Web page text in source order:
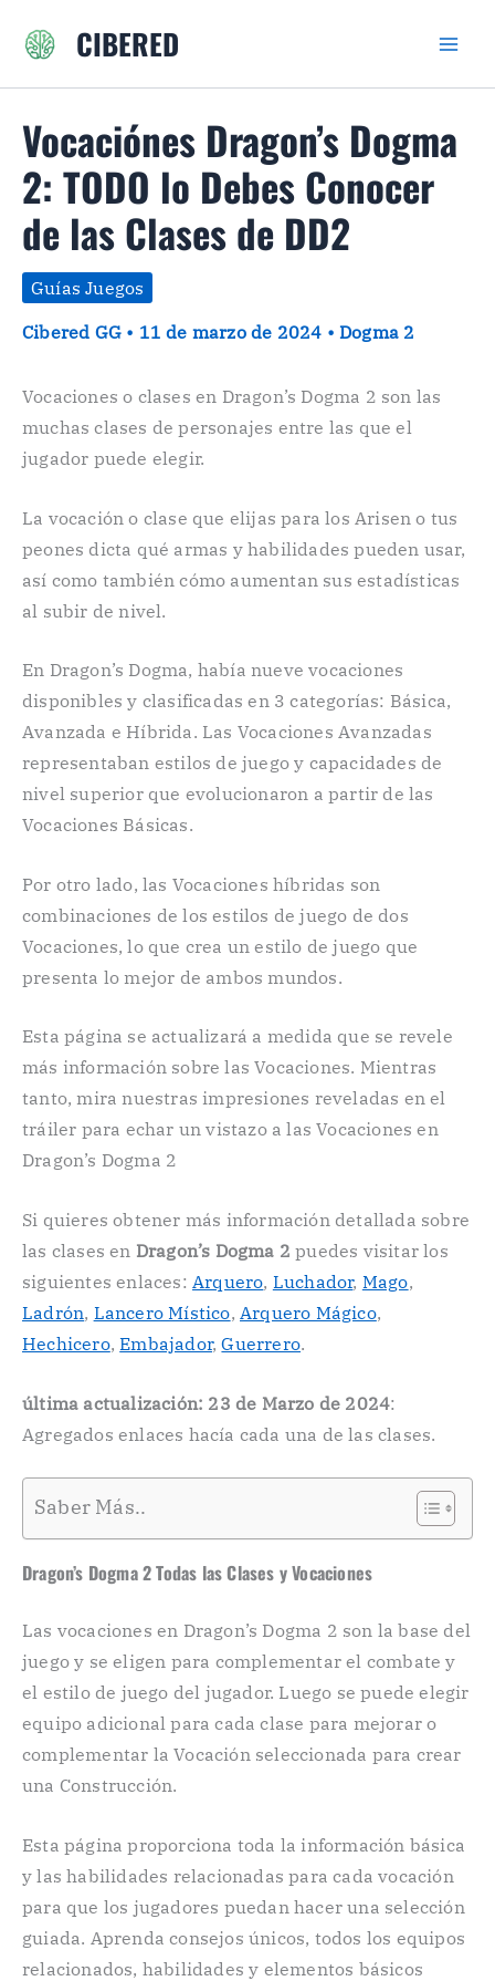
CIBERED
Vocaciónes Dragon’s Dogma
2: TODO lo Debes Conocer
de las Clases de DD2
Guías Juegos
Cibered GG • 11 de marzo de 2024 •Dogma 2
Vocaciones o clases en Dragon’s Dogma 2 son las
muchas clases de personajes entre las que el
jugador puede elegir.
La vocación o clase que elijas para los Arisen o tus
peones dicta qué armas y habilidades pueden usar,
así como también cómo aumentan sus estadísticas
al subir de nivel.
En Dragon’s Dogma, había nueve vocaciones
disponibles y clasificadas en 3 categorías: Básica,
Avanzada e Híbrida. Las Vocaciones Avanzadas
representaban estilos de juego y capacidades de
nivel superior que evolucionaron a partir de las
Vocaciones Básicas.
Por otro lado, las Vocaciones híbridas son
combinaciones de los estilos de juego de dos
Vocaciones, lo que crea un estilo de juego que
presenta lo mejor de ambos mundos.
Esta página se actualizará a medida que se revele
más información sobre las Vocaciones. Mientras
tanto, mira nuestras impresiones reveladas en el
tráiler para echar un vistazo a las Vocaciones en
Dragon’s Dogma 2
Si quieres obtener más información detallada sobre
las clases en Dragon’s Dogma 2 puedes visitar los
siguientes enlaces: Arquero, Luchador, Mago,
Ladrón, Lancero Místico, Arquero Mágico,
Hechicero,Embajador,Guerrero.
última actualización: 23 de Marzo de 2024:
Agregados enlaces hacía cada una de las clases.
Saber Más..
Dragon’s Dogma 2 Todas las Clases y Vocaciones
Las vocaciones en Dragon’s Dogma 2 son la base del
juego y se eligen para complementar el combate y
el estilo de juego del jugador. Luego se puede elegir
equipo adicional para cada clase para mejorar o
complementar la Vocación seleccionada para crear
una Construcción.
Esta página proporciona toda la información básica
y las habilidades relacionadas para cada vocación
para que los jugadores puedan hacer una selección
guiada. Aprenda consejos únicos, todos los equipos
relacionados, habilidades y elementos básicos